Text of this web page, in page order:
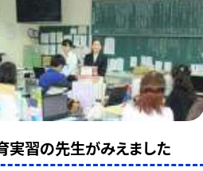
実習の先生がみえました